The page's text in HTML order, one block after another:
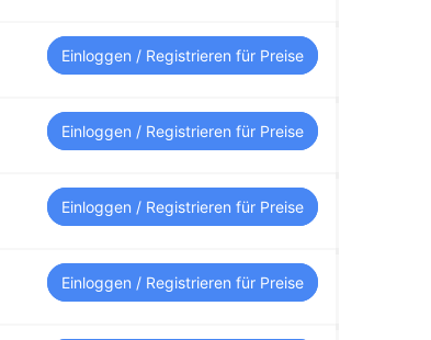
Einloggen / Registrieren für Preise
Einloggen / Registrieren für Preise
Einloggen / Registrieren für Preise
Einloggen / Registrieren für Preise